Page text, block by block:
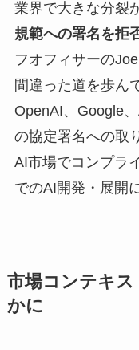
業界で大きな分裂
規範への署名を拒
フオフィサーの
間違った道を歩ん
OpenAI、Google
の協定署名への取
AI市場でコンプラ
でのAI開発・展開
市場コンテキス
かに